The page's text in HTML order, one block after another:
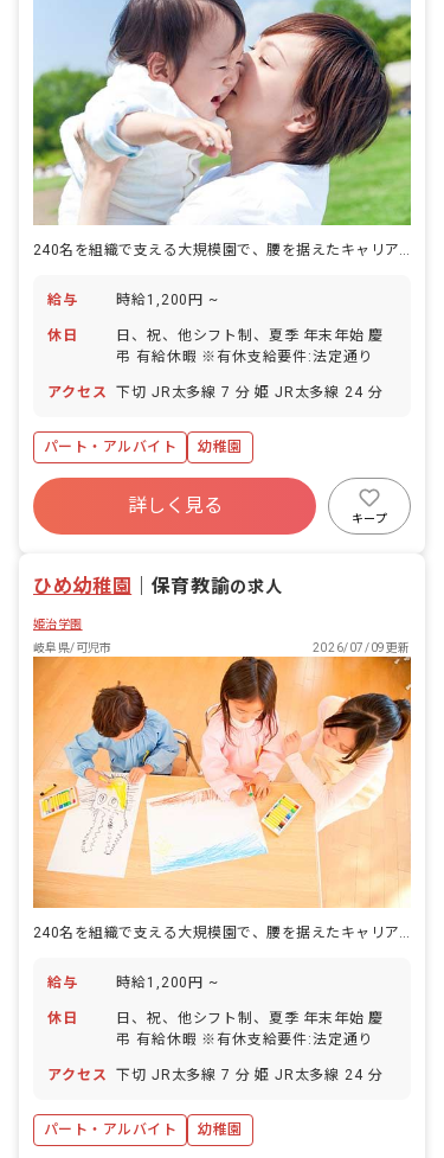
給与 時給1,200円 ~
休日
日、祝、他シフト制、夏季 年末年始 慶
弔 有給休暇 ※有休支給要件:法定通り
アクセス 下切 JR太多線 7 分 姫 JR太多線 24 分
パート・アルバイト 幼稚園
詳しく見る
キープ
ひめ幼稚園 保育教諭の求人
姫治学園
岐阜県/可児市
2026/07/09更新
240名を組織で支える大規模園で、腰を据えたキャリアを積む保育教諭の仕事。
給与 時給1,200円 ~
休日
日、祝、他シフト制、夏季 年末年始 慶
弔 有給休暇 ※有休支給要件:法定通り
アクセス 下切 JR太多線 7 分 姫 JR太多線 24 分
パート・アルバイト 幼稚園